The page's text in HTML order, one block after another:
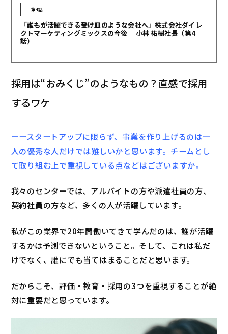
第4話
「誰もが活躍できる受け皿のような会社へ」株式会社ダイレ
クトマーケティングミックスの今後 小林 祐樹社長（第4
話）
採用は“おみくじ”のようなもの？直感で採用
するワケ
ーースタートアップに限らず、事業を作り上げるのは一
人の優秀な人だけでは難しいかと思います。チームとし
て取り組む上で重視している点などはございますか。
我々のセンターでは、アルバイトの方や派遣社員の方、
契約社員の方など、多くの人が活躍しています。
私がこの業界で20年間働いてきて学んだのは、誰が活躍
するかは予測できないということ。そして、これは私だ
けでなく、誰にでも当てはまることだと思います。
だからこそ、評価・教育・採用の3つを重視することが絶
対に重要だと思っています。